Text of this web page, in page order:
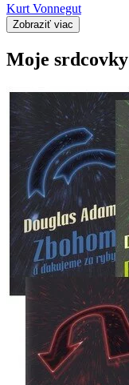
Kurt Vonnegut
Zobraziť viac
Moje srdcovky